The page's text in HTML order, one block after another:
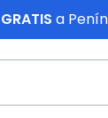
GRATIS a